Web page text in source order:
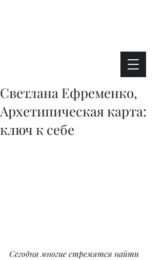
Светлана Ефременко,
Архетипическая карта:
ключ к себе
Сегодня многие стремятся найти